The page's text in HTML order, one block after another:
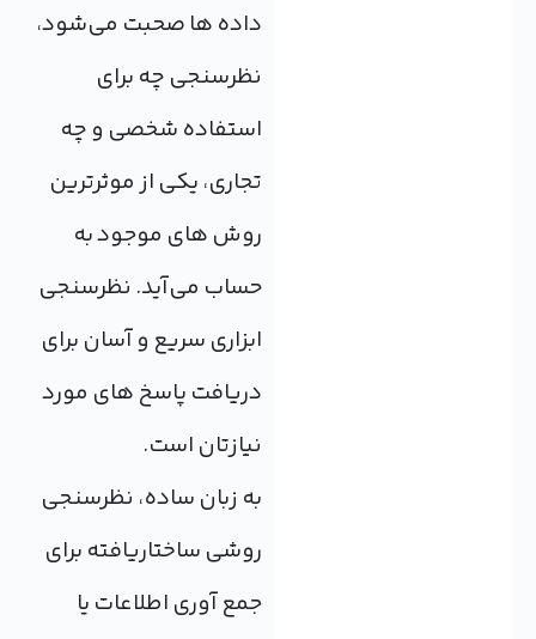
داده ها صحبت می‌شود،
نظرسنجی چه برای
استفاده شخصی و چه
تجاری، یکی از موثرترین
روش های موجود به
حساب می‌آید. نظرسنجی
ابزاری سریع و آسان برای
دریافت پاسخ های مورد
نیازتان است.
به زبان ساده، نظرسنجی
روشی ساختاریافته برای
جمع آوری اطلاعات یا